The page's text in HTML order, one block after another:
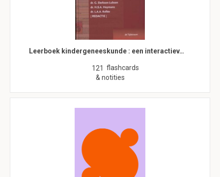
Leerboek kindergeneeskunde : een interactiev…
121 flashcards
& notities